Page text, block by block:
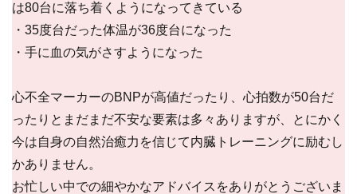
は80台に落ち着くようになってきている
・35度台だった体温が36度台になった
・手に血の気がさすようになった
心不全マーカーのBNPが高値だったり、心拍数が50台だ
ったりとまだまだ不安な要素は多々ありますが、とにかく
今は自身の自然治癒力を信じて内臓トレーニングに励むし
かありません。
お忙しい中での細やかなアドバイスをありがとうございま